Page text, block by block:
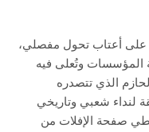
على أعتاب تحول مفصلي،
المؤسسات وتُعلى فيه
الذي تتصدره
لنداء شعبي وتاريخي
بطي صفحة الإفلات من